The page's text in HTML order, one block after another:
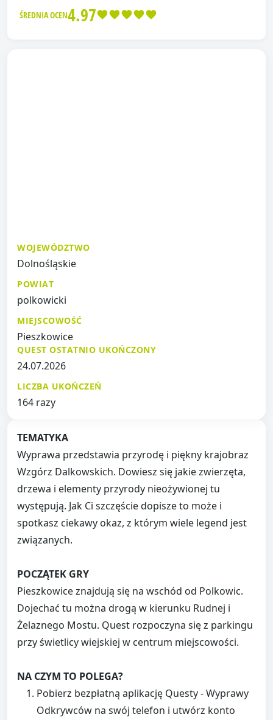
ŚREDNIA OCEN4.97
WOJEWÓDZTWO
Dolnośląskie
POWIAT
polkowicki
MIEJSCOWOŚĆ
Pieszkowice
QUEST OSTATNIO UKOŃCZONY
24.07.2026
LICZBA UKOŃCZEŃ
164 razy
TEMATYKA
Wyprawa przedstawia przyrodę i piękny krajobraz
Wzgórz Dalkowskich. Dowiesz się jakie zwierzęta,
drzewa i elementy przyrody nieożywionej tu
występują. Jak Ci szczęście dopisze to może i
spotkasz ciekawy okaz, z którym wiele legend jest
związanych.
POCZĄTEK GRY
Pieszkowice znajdują się na wschód od Polkowic.
Dojechać tu można drogą w kierunku Rudnej i
Żelaznego Mostu. Quest rozpoczyna się z parkingu
przy świetlicy wiejskiej w centrum miejscowości.
NA CZYM TO POLEGA?
Pobierz bezpłatną aplikację Questy - Wyprawy
Odkrywców na swój telefon i utwórz konto